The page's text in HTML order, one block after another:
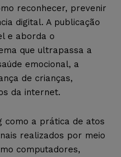
reconhecer, prevenir
digital. A publicação
e aborda o
que ultrapassa a
emocional, a
de crianças,
da internet.
como a prática de atos
realizados por meio
computadores,